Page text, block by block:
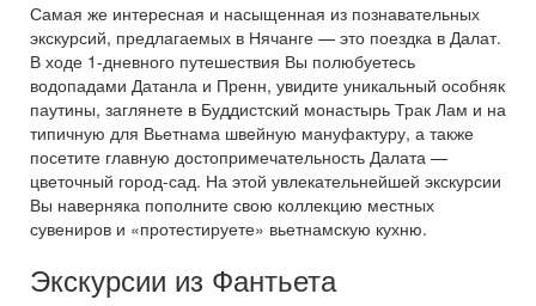
Самая же интересная и насыщенная из познавательных
экскурсий, предлагаемых в Нячанге — это поездка в Далат.
В ходе 1-дневного путешествия Вы полюбуетесь
водопадами Датанла и Пренн, увидите уникальный особняк
паутины, заглянете в Буддистский монастырь Трак Лам и на
типичную для Вьетнама швейную мануфактуру, а также
посетите главную достопримечательность Далата —
цветочный город-сад. На этой увлекательнейшей экскурсии
Вы наверняка пополните свою коллекцию местных
сувениров и «протестируете» вьетнамскую кухню.
Экскурсии из Фантьета